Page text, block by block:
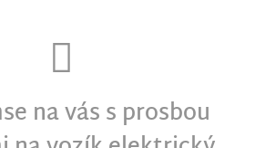
na vás s prosbou